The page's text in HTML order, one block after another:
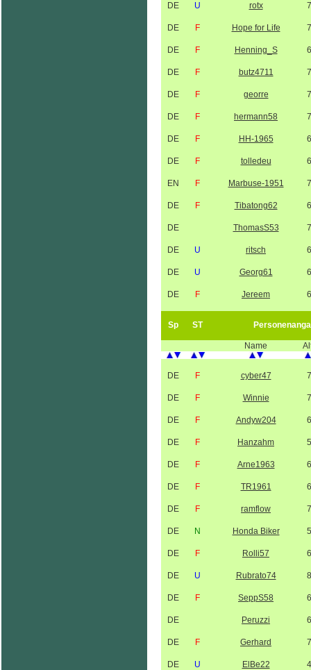
DE U rotx
DE F Hope for Life
DE F Henning_S
DE F butz4711
DE F georre
DE F hermann58
DE F HH-1965
DE F tolledeu
EN F Marbuse-1951
DE F Tibatong62
DE ThomasS53
DE U ritsch
DE U Georg61
DE F Jereem
Sp ST
Name
DE F cyber47
DE F Winnie
DE F Andyw204
DE F Hanzahm
DE F Arne1963
DE F TR1961
DE F ramflow
DE N Honda Biker
DE F Rolli57
DE U Rubrato74
DE F SeppS58
DE Peruzzi
DE F Gerhard
DE U ElBe22